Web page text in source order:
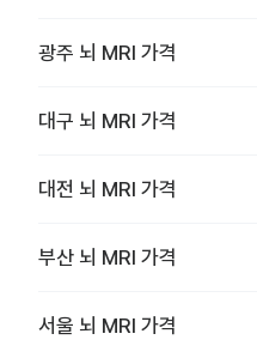
광주 뇌 MRI 가격
대구 뇌 MRI 가격
대전 뇌 MRI 가격
부산 뇌 MRI 가격
서울 뇌 MRI 가격